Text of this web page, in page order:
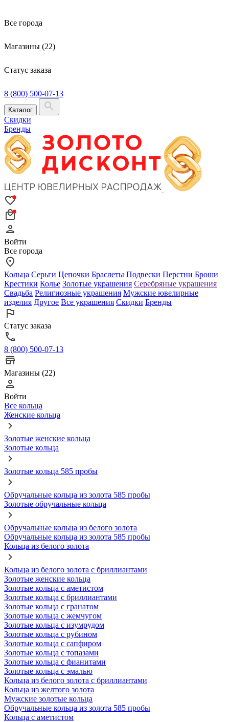
Все города
Магазины (22)
Статус заказа
8 (800) 500-07-13
Каталог
Скидки
Бренды
Войти
Все города
Кольца Серьги Цепочки Браслеты Подвески Перстни Броши
Крестики Колье Золотые украшения Серебряные украшения
Свадьба Религиозные украшения Мужские ювелирные
изделия Другое Все украшения Скидки Бренды
Статус заказа
8 (800) 500-07-13
Магазины (22)
Войти
Все кольца
Женские кольца
Золотые женские кольца
Золотые кольца
Золотые кольца 585 пробы
Обручальные кольца из золота 585 пробы
Золотые обручальные кольца
Обручальные кольца из белого золота
Обручальные кольца из золота 585 пробы
Кольца из белого золота
Кольца из белого золота с бриллиантами
Золотые женские кольца
Золотые кольца с аметистом
Золотые кольца с бриллиантами
Золотые кольца с гранатом
Золотые кольца с жемчугом
Золотые кольца с изумрудом
Золотые кольца с рубином
Золотые кольца с сапфиром
Золотые кольца с топазами
Золотые кольца с фианитами
Золотые кольца с эмалью
Кольца из белого золота с бриллиантами
Кольца из желтого золота
Мужские золотые кольца
Обручальные кольца из золота 585 пробы
Кольца с аметистом